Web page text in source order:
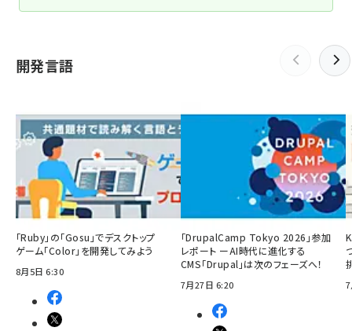
開発言語
「Ruby」の「Gosu」でデスクトップ
ゲーム「Color」を開発してみよう
8月5日 6:30
「DrupalCamp Tokyo 2026」参加
レポート ーAI時代に進化する
CMS「Drupal」は次のフェーズへ！
7月27日 6:20